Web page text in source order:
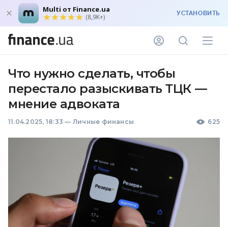
Multi от Finance.ua
(8,9K+) УСТАНОВИТЬ
Что нужно сделать, чтобы
перестало разыскивать ТЦК —
мнение адвоката
11.04.2025, 18:33 — Личные финансы 625